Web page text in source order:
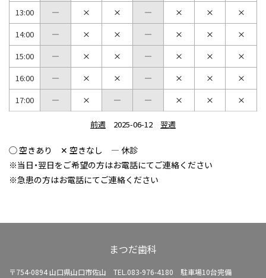
13:00
14:00
15:00
16:00
17:00
前週 2025-06-12 翌週
◯ 空きあり ✕ 空きなし ― 休診
※当日・翌日をご希望の方はお電話にてご連絡ください
※急患の方はお電話にてご連絡ください
まつだ歯科
〒754-0894 山口県山口市佐山 TEL.083-976-4180 駐車場10台完備